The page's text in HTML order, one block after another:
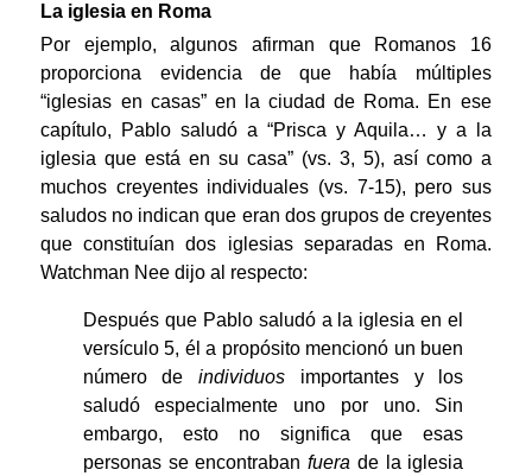
La iglesia en Roma
Por ejemplo, algunos afirman que Romanos 16
proporciona evidencia de que había múltiples
“iglesias en casas” en la ciudad de Roma. En ese
capítulo, Pablo saludó a “Prisca y Aquila… y a la
iglesia que está en su casa” (vs. 3, 5), así como a
muchos creyentes individuales (vs. 7-15), pero sus
saludos no indican que eran dos grupos de creyentes
que constituían dos iglesias separadas en Roma.
Watchman Nee dijo al respecto:
Después que Pablo saludó a la iglesia en el
versículo 5, él a propósito mencionó un buen
número deindividuos importantes y los
saludó especialmente uno por uno. Sin
embargo, esto no significa que esas
personas se encontrabanfuera de la iglesia